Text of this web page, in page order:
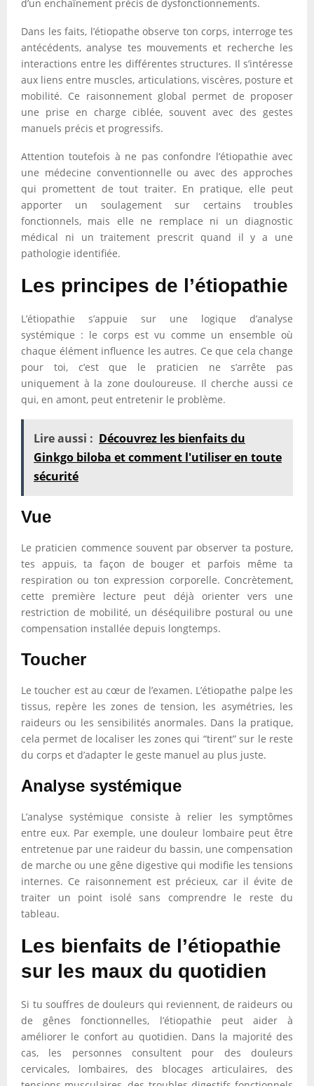
d’un enchaînement précis de dysfonctionnements.
Dans les faits, l’étiopathe observe ton corps, interroge tes
antécédents, analyse tes mouvements et recherche les
interactions entre les différentes structures. Il s’intéresse
aux liens entre muscles, articulations, viscères, posture et
mobilité. Ce raisonnement global permet de proposer
une prise en charge ciblée, souvent avec des gestes
manuels précis et progressifs.
Attention toutefois à ne pas confondre l’étiopathie avec
une médecine conventionnelle ou avec des approches
qui promettent de tout traiter. En pratique, elle peut
apporter un soulagement sur certains troubles
fonctionnels, mais elle ne remplace ni un diagnostic
médical ni un traitement prescrit quand il y a une
pathologie identifiée.
Les principes de l’étiopathie
L’étiopathie s’appuie sur une logique d’analyse
systémique : le corps est vu comme un ensemble où
chaque élément influence les autres. Ce que cela change
pour toi, c’est que le praticien ne s’arrête pas
uniquement à la zone douloureuse. Il cherche aussi ce
qui, en amont, peut entretenir le problème.
Lire aussi : Découvrez les bienfaits du
Ginkgo biloba et comment l'utiliser en toute
sécurité
Vue
Le praticien commence souvent par observer ta posture,
tes appuis, ta façon de bouger et parfois même ta
respiration ou ton expression corporelle. Concrètement,
cette première lecture peut déjà orienter vers une
restriction de mobilité, un déséquilibre postural ou une
compensation installée depuis longtemps.
Toucher
Le toucher est au cœur de l’examen. L’étiopathe palpe les
tissus, repère les zones de tension, les asymétries, les
raideurs ou les sensibilités anormales. Dans la pratique,
cela permet de localiser les zones qui “tirent” sur le reste
du corps et d’adapter le geste manuel au plus juste.
Analyse systémique
L’analyse systémique consiste à relier les symptômes
entre eux. Par exemple, une douleur lombaire peut être
entretenue par une raideur du bassin, une compensation
de marche ou une gêne digestive qui modifie les tensions
internes. Ce raisonnement est précieux, car il évite de
traiter un point isolé sans comprendre le reste du
tableau.
Les bienfaits de l’étiopathie
sur les maux du quotidien
Si tu souffres de douleurs qui reviennent, de raideurs ou
de gênes fonctionnelles, l’étiopathie peut aider à
améliorer le confort au quotidien. Dans la majorité des
cas, les personnes consultent pour des douleurs
cervicales, lombaires, des blocages articulaires, des